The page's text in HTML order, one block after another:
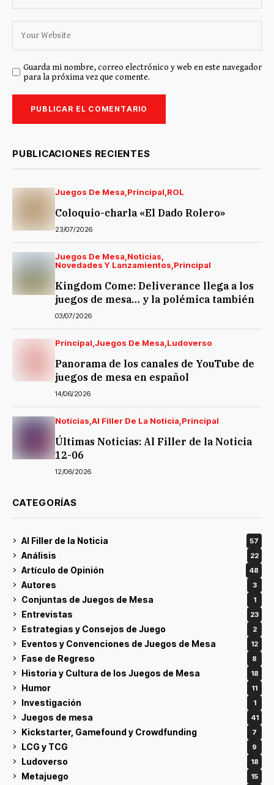
Guarda mi nombre, correo electrónico y web en este navegador
para la próxima vez que comente.
PUBLICACIONES RECIENTES
Juegos De Mesa Principal ROL
Coloquio-charla «El Dado Rolero»
23/07/2026
Juegos De Mesa Noticias
Novedades Y Lanzamientos Principal
Kingdom Come: Deliverance llega a los
juegos de mesa… y la polémica también
03/07/2026
Principal Juegos De Mesa Ludoverso
Panorama de los canales de YouTube de
juegos de mesa en español
14/06/2026
Noticias Al Filler De La Noticia Principal
Últimas Noticias: Al Filler de la Noticia
12-06
12/06/2026
CATEGORÍAS
Al Filler de la Noticia 57
Análisis 22
Artículo de Opinión 48
Autores 3
Conjuntas de Juegos de Mesa 1
Entrevistas 23
Estrategias y Consejos de Juego 2
Eventos y Convenciones de Juegos de Mesa 12
Fase de Regreso 8
Historia y Cultura de los Juegos de Mesa 18
Humor 11
Investigación 1
Juegos de mesa 41
Kickstarter, Gamefound y Crowdfunding 7
LCG y TCG 9
Ludoverso 18
Metajuego 15